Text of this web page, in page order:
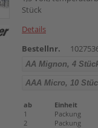
Stück
Details
Bestellnr.
AA Mignon, 4
AAA Micro, 10
ab
Einheit
1
Packung
2
Packung